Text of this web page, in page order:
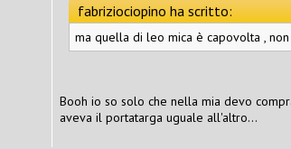
fabriziociopino ha scritto:
ma quella di leo mica è capovolta ,
Booh io so solo che nella mia devo
aveva il portatarga uguale all'altro...